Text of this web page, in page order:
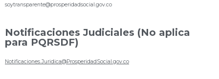
soytransparente@prosperidadsocial.gov.co
Notificaciones Judiciales (No aplica
para PQRSDF)
Notificaciones.Juridica@ProsperidadSocial.gov.co